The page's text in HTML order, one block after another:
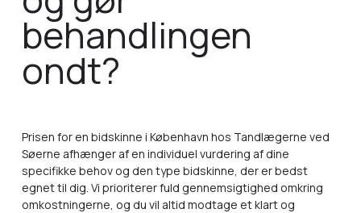
behandlingen
ondt?
Prisen for en bidskinne i København hos Tandlægerne ved
Søerne afhænger af en individuel vurdering af dine
specifikke behov og den type bidskinne, der er bedst
egnet til dig. Vi prioriterer fuld gennemsigtighed omkring
omkostningerne, og du vil altid modtage et klart og